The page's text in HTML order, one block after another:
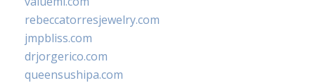
rebeccatorresjewelry.com
jmpbliss.com
drjorgerico.com
queensushipa.com